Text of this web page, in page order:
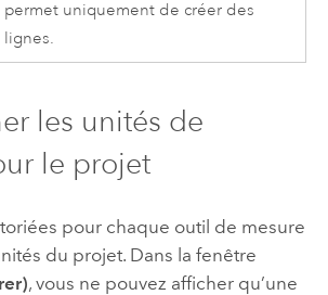
permet uniquement de créer des
lignes.
les unités de
le projet
pour chaque outil de mesure
du projet. Dans la fenêtre
, vous ne pouvez afficher qu’une